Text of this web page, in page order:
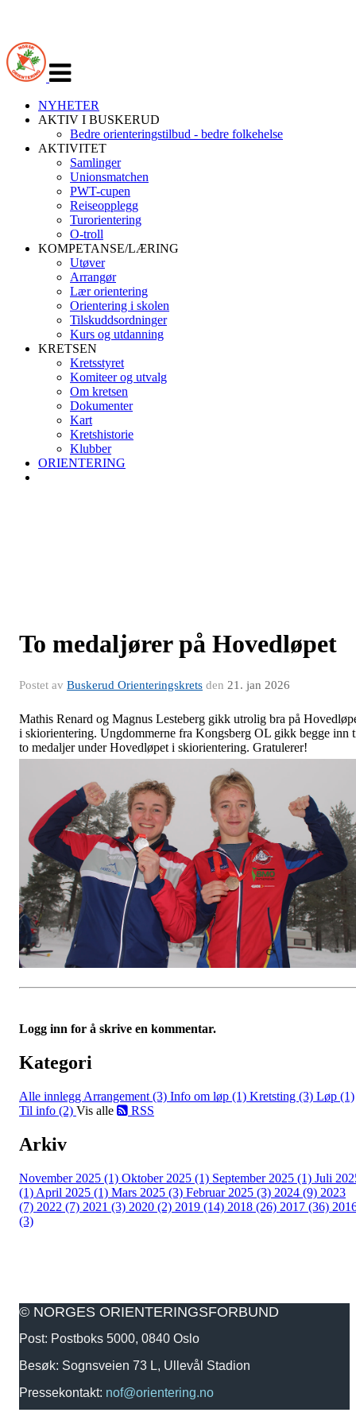
navigasjon
NYHETER
AKTIV I BUSKERUD
Bedre orienteringstilbud - bedre folkehelse
AKTIVITET
Samlinger
Unionsmatchen
PWT-cupen
Reiseopplegg
Turorientering
O-troll
KOMPETANSE/LÆRING
Utøver
Arrangør
Lær orientering
Orientering i skolen
Tilskuddsordninger
Kurs og utdanning
KRETSEN
Kretsstyret
Komiteer og utvalg
Om kretsen
Dokumenter
Kart
Kretshistorie
Klubber
ORIENTERING
To medaljører på Hovedløpet
Postet av Buskerud Orienteringskrets den 21. jan 2026
Mathis Renard og Magnus Lesteberg gikk utrolig bra på
i skiorientering. Ungdommerne fra Kongsberg OL gikk begge inn
to medaljer under Hovedløpet i skiorientering. Gratulerer!
Logg inn for å skrive en kommentar.
Kategori
Alle innlegg Arrangement (3) Info om løp (1) Kretsting (3) Løp (1)
Til info (2) Vis alle RSS
Arkiv
November 2025 (1) Oktober 2025 (1) September 2025 (1) Juli
(1) April 2025 (1) Mars 2025 (3) Februar 2025 (3) 2024 (9) 2023
(7) 2022 (7) 2021 (3) 2020 (2) 2019 (14) 2018 (26) 2017 (36)
(3)
© NORGES ORIENTERINGSFORBUND
Post: Postboks 5000, 0840 Oslo
Besøk: Sognsveien 73 L, Ullevål Stadion
Pressekontakt: nof@orientering.no